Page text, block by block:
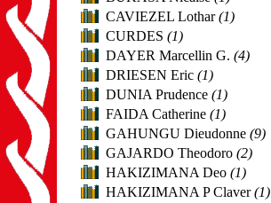
CAVIEZEL Lothar(1)
CURDES (1)
DAYER Marcellin G. (4)
DRIESEN Eric (1)
DUNIA Prudence (1)
FAIDA Catherine (1)
GAHUNGU Dieudonne (9)
GAJARDO Theodoro (2)
HAKIZIMANA Deo (1)
HAKIZIMANA P Claver(1)